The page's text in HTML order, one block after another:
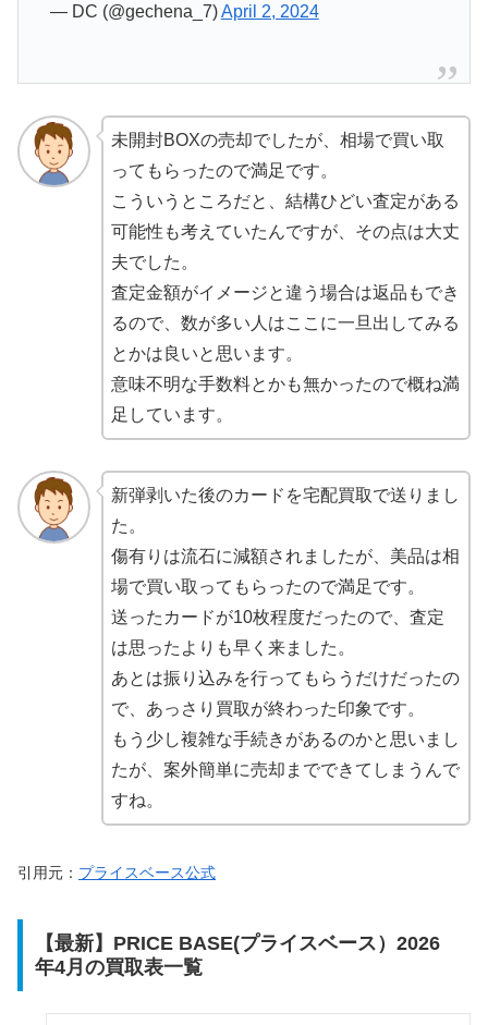
— DC (@gechena_7)April 2, 2024
未開封BOXの売却でしたが、相場で買い取
ってもらったので満足です。
こういうところだと、結構ひどい査定がある
可能性も考えていたんですが、その点は大丈
夫でした。
査定金額がイメージと違う場合は返品もでき
るので、数が多い人はここに一旦出してみる
とかは良いと思います。
意味不明な手数料とかも無かったので概ね満
足しています。
新弾剥いた後のカードを宅配買取で送りまし
た。
傷有りは流石に減額されましたが、美品は相
場で買い取ってもらったので満足です。
送ったカードが10枚程度だったので、査定
は思ったよりも早く来ました。
あとは振り込みを行ってもらうだけだったの
で、あっさり買取が終わった印象です。
もう少し複雑な手続きがあるのかと思いまし
たが、案外簡単に売却までできてしまうんで
すね。
引用元： プライスベース公式
【最新】PRICE BASE(プライスベース）2026
年4月の買取表一覧